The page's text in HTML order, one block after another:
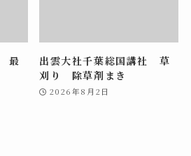
最
出雲大社千葉総国講社 草
刈り 除草剤まき
2026年8月2日